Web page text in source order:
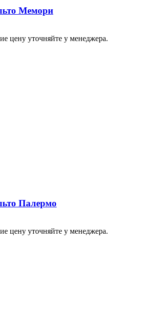
Мемори
цену уточняйте у менеджера.
Палермо
цену уточняйте у менеджера.